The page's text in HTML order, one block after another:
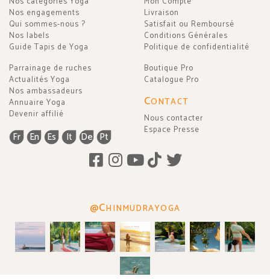
Nos engagements
Qui sommes-nous ?
Nos labels
Guide Tapis de Yoga
Parrainage de ruches
Actualités Yoga
Nos ambassadeurs
Annuaire Yoga
Devenir affilié
Fr En Es It De Pt
Livraison
Satisfait ou Remboursé
Conditions Générales
Politique de confidentialité
Boutique Pro
Catalogue Pro
CONTACT
Nous contacter
Espace Presse
@CHINMUDRAYOGA